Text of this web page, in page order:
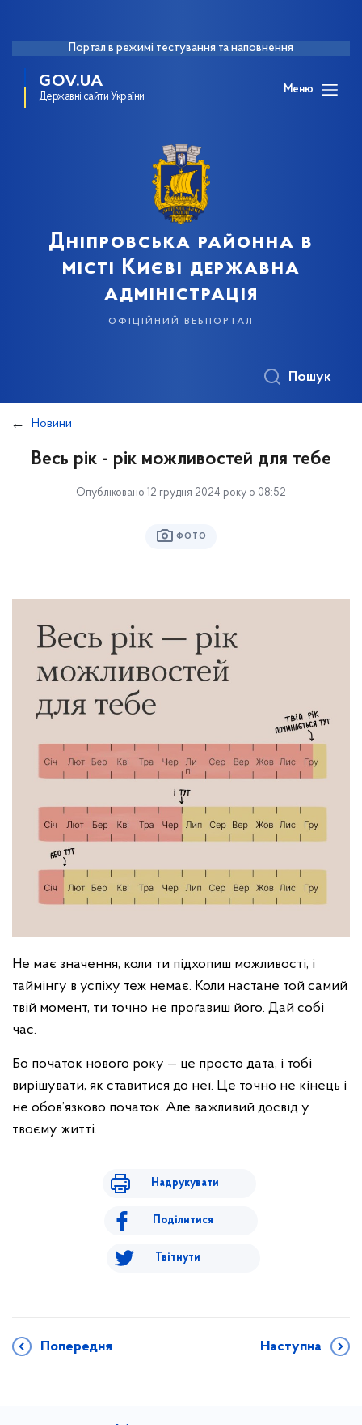
Портал в режимі тестування та наповнення
GOV.UA
Державні сайти України
Меню
Дніпровська районна в
місті Києві державна
адміністрація
офіційний вебпортал
Пошук
Новини
Весь рік - рік можливостей для тебе
Опубліковано 12 грудня 2024 року о 08:52
ФОТО
Не має значення, коли ти підхопиш можливості, і
таймінгу в успіху теж немає. Коли настане той самий
твій момент, ти точно не проґавиш його. Дай собі
час.
Бо початок нового року — це просто дата, і тобі
вирішувати, як ставитися до неї. Це точно не кінець і
не обов’язково початок. Але важливий досвід у
твоєму житті.
Надрукувати
Поділитися
Твітнути
Попередня Наступна